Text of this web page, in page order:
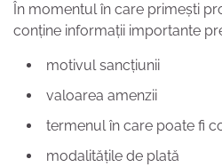
În momentul în care primești
conține informații importante
motivul sancțiunii
valoarea amenzii
termenul în care poate fi
modalitățile de plată